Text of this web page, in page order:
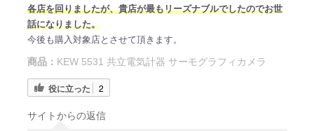
各店を回りましたが、貴店が最もリーズナブルでしたのでお世
話になりました。
今後も購入対象店とさせて頂きます。
商品： KEW 5531 共立電気計器 サーモグラフィカメラ
役に立った 2
サイトからの返信